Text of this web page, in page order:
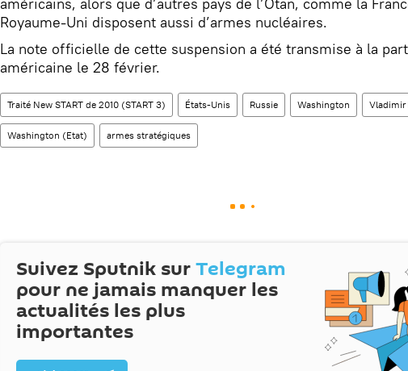
Royaume-Uni disposent aussi d’armes nucléaires.
La note officielle de cette suspension a été transmise à la
américaine le 28 février.
Traité New START de 2010 (START 3) États-Unis Russie Washington Vladimir
Washington (Etat) armes stratégiques
Suivez Sputnik surTelegram
pour ne jamais manquer les
actualités les plus
importantes